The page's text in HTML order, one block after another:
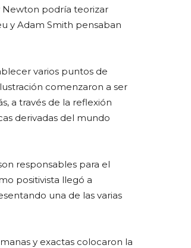
podría teorizar
y Adam Smith pensaban
varios puntos de
comenzaron a ser
a través de la reflexión
derivadas del mundo
responsables para el
positivista llegó a
una de las varias
y exactas colocaron la